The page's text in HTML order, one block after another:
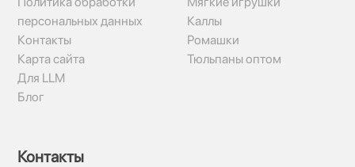
персональных данных
Контакты
Карта сайта
Для LLM
Блог
Каллы
Ромашки
Тюльпаны оптом
Контакты